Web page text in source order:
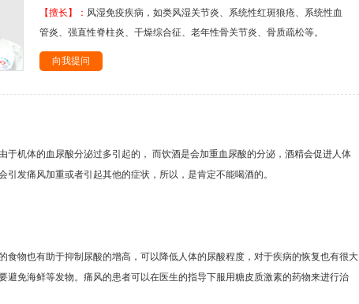
【擅长】： 风湿免疫疾病，如类风湿关节炎、系统性红斑狼疮、系统性血
管炎、强直性脊柱炎、干燥综合征、老年性骨关节炎、骨质疏松等。
向我提问
机体的血尿酸分泌过多引起的， 而饮酒是会加重血尿酸的分泌，酒精会促进人体
引发痛风加重或者引起其他的症状，所以，是肯定不能喝酒的。
物也有助于抑制尿酸的增高，可以降低人体的尿酸程度，对于疾病的恢复也有很大
避免海鲜等发物。痛风的患者可以在医生的指导下服用糖皮质激素的药物来进行治